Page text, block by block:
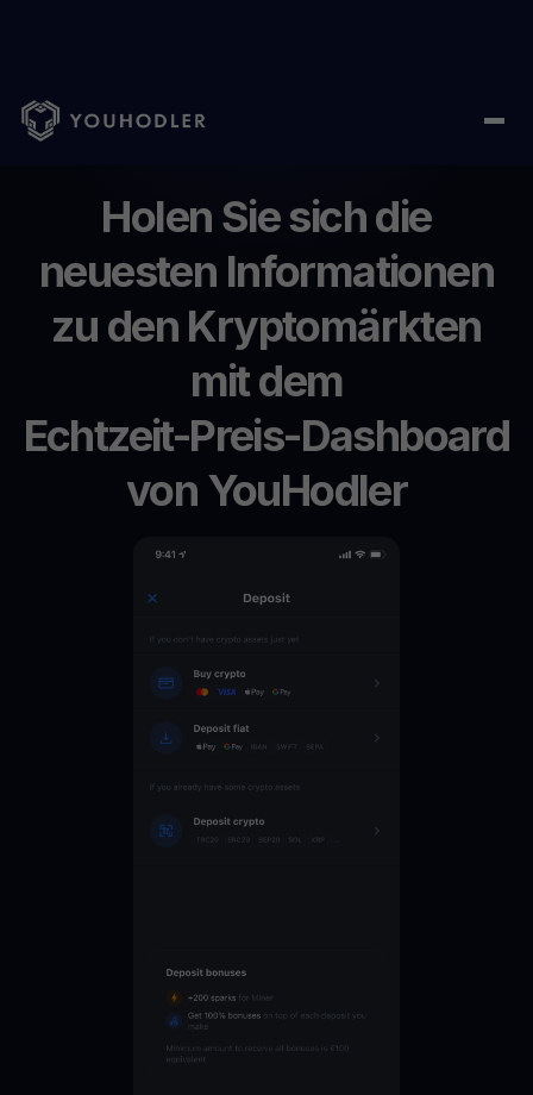
Home
Holen Siesichdie
neuesten Informationen
zu den Kryptomärkten
mitdem
Echtzeit-Preis-Dashboard
von YouHodler